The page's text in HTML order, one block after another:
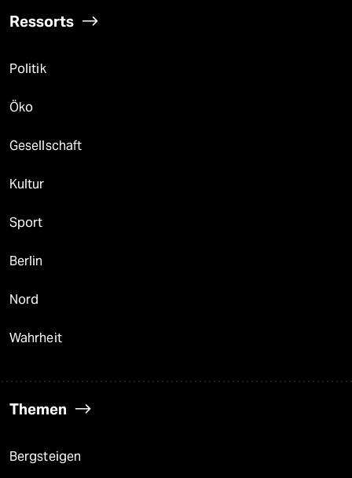
Ressorts
Politik
Öko
Gesellschaft
Kultur
Sport
Berlin
Nord
Wahrheit
Themen
Bergsteigen